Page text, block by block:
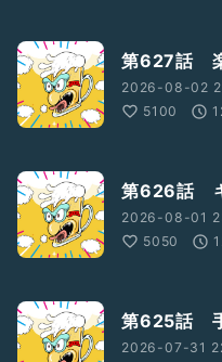
第627話 楽
2026-08-02
5100
第626話 キ
2026-08-01
5050
第625話 手
2026-07-31